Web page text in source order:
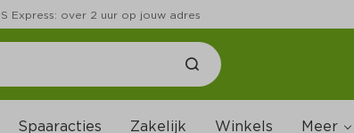
Express: over 2 uur op jouw adres
Spaaracties Zakelijk Winkels Meer